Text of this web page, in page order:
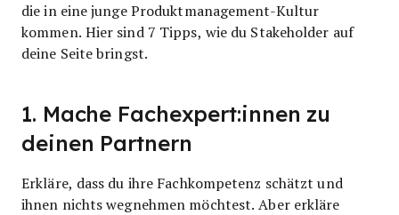
die in eine junge Produktmanagement-Kultur
kommen. Hier sind 7 Tipps, wie du Stakeholder auf
deine Seite bringst.
1. Mache Fachexpert:innen zu
deinen Partnern
Erkläre, dass du ihre Fachkompetenz schätzt und
ihnen nichts wegnehmen möchtest. Aber erkläre